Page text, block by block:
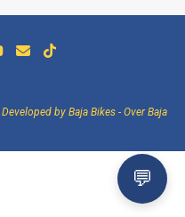
by Baja Bikes - Over Baja